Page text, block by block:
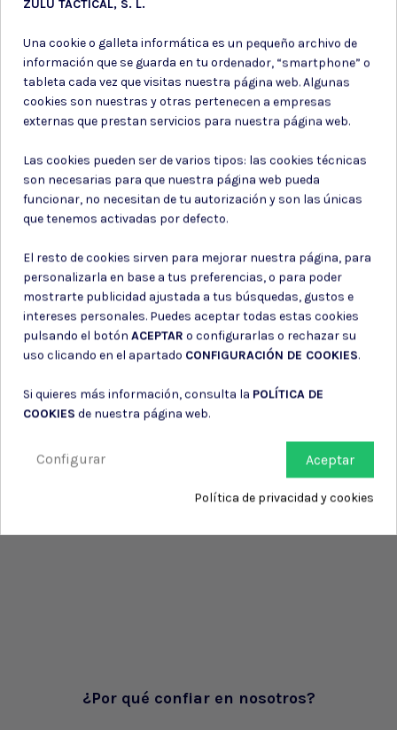
Suscríbete a nuestro boletín
Puede darse de baja en cualquier momento. Para ello, consulte nuestra
información de contacto en el aviso legal.
Consiento el uso de mis datos para los fines indicados en la
Consiento el uso de mis datos personales para recibir publicidad
de su entidad.
¿Por qué confiar en nosotros?
ZULU TACTICAL, S. L.
Una cookie o galleta informática es un pequeño archivo de
información que se guarda en tu ordenador, “smartphone” o
tableta cada vez que visitas nuestra página web. Algunas
cookies son nuestras y otras pertenecen a empresas
externas que prestan servicios para nuestra página web.
Las cookies pueden ser de varios tipos: las cookies técnicas
son necesarias para que nuestra página web pueda
funcionar, no necesitan de tu autorización y son las únicas
que tenemos activadas por defecto.
El resto de cookies sirven para mejorar nuestra página, para
personalizarla en base a tus preferencias, o para poder
mostrarte publicidad ajustada a tus búsquedas, gustos e
intereses personales. Puedes aceptar todas estas cookies
pulsando el botón ACEPTAR o configurarlas o rechazar su
uso clicando en el apartado CONFIGURACIÓN DE COOKIES.
Si quieres más información, consulta la POLÍTICA DE
COOKIES de nuestra página web.
Aceptar
Configurar
Política de privacidad y cookies